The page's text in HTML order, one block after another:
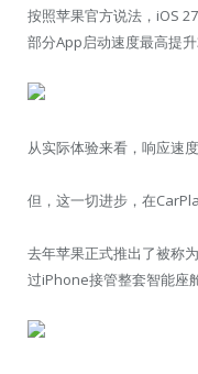
按照苹果官方说法，iOS
部分App启动速度最高提升
从实际体验来看，响应速
但，这一切进步，在
去年苹果正式推出了被称
过iPhone接管整套智能座舱